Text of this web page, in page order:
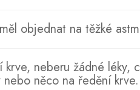
objednat na těžké
neberu žádné léky,
něco na ředění krve.